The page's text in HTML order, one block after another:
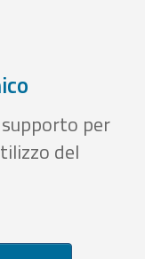
per
del